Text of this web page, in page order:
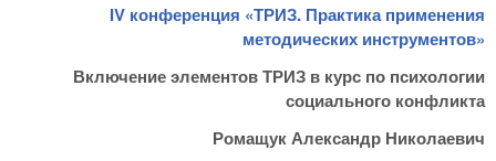
IV конференция «ТРИЗ. Практика применения
методических инструментов»
Включение элементов ТРИЗ в курс по психологии
социального конфликта
Ромащук Александр Николаевич